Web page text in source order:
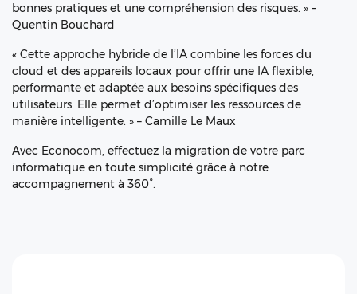
bonnes pratiques et une compréhension des risques. » –
Quentin Bouchard
« Cette approche hybride de l’IA combine les forces du
cloud et des appareils locaux pour offrir une IA flexible,
performante et adaptée aux besoins spécifiques des
utilisateurs. Elle permet d’optimiser les ressources de
manière intelligente. » – Camille Le Maux
Avec Econocom, effectuez la migration de votre parc
informatique en toute simplicité grâce à notre
accompagnement à 360°.